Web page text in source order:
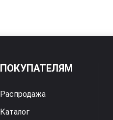
ПОКУПАТЕЛЯМ
Распродажа
Каталог